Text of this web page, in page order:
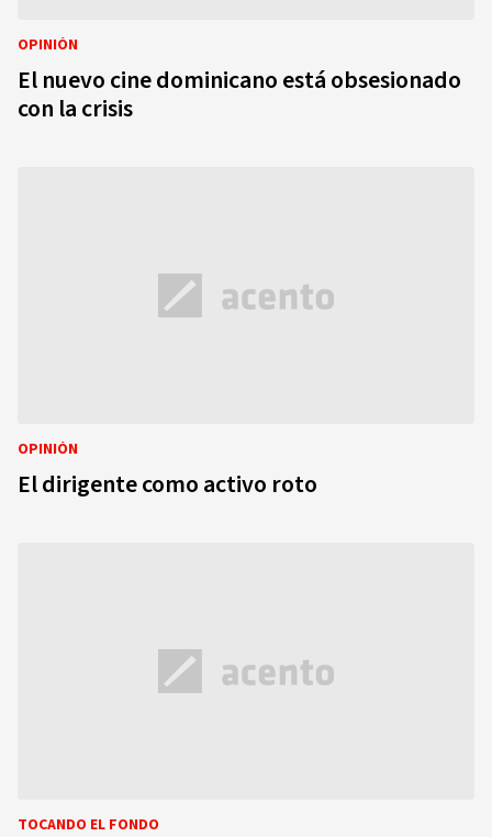
OPINIÓN
El nuevo cine dominicano está obsesionado
con la crisis
OPINIÓN
El dirigente como activo roto
TOCANDO EL FONDO